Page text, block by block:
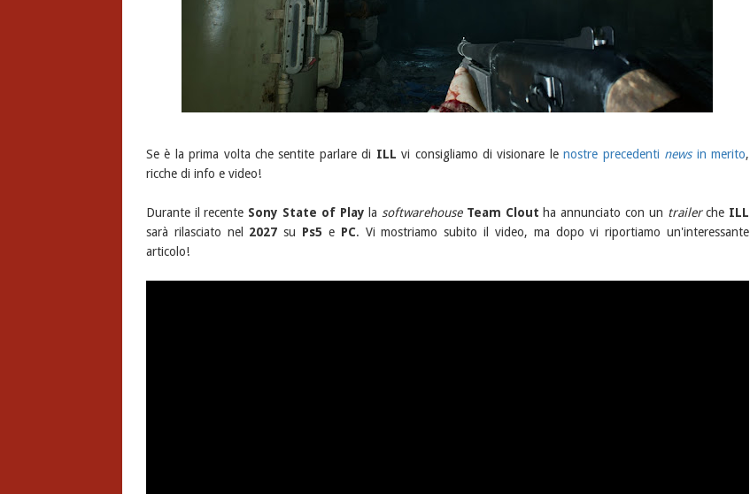
Se è la prima volta che sentite parlare di ILL vi consigliamo di visionare lenostre precedenti newsin merito,
ricche di info e video!
Durante il recente Sony State of Play la softwarehouse Team Clout ha annunciato con un trailerche ILL
sarà rilasciato nel 2027 su Ps5 e PC. Vi mostriamo subito il video, ma dopo vi riportiamo un'interessante
articolo!